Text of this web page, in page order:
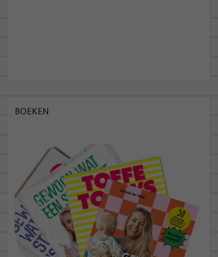
BOEKEN